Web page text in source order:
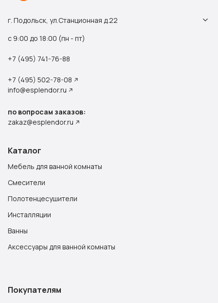
г. Подольск, ул.Станционная д.22
с 9:00 до 18:00 (пн - пт)
+7 (495) 741-76-88
+7 (495) 502-78-08
info@esplendor.ru
по вопросам заказов:
zakaz@esplendor.ru
Каталог
Мебель для ванной комнаты
Смесители
Полотенцесушители
Инсталляции
Ванны
Аксессуары для ванной комнаты
Покупателям